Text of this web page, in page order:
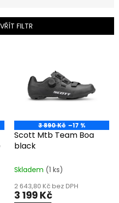
FILTR
3 890 Kč –17 %
Scott Mtb Team Boa
black
Skladem (1 ks)
2 643,80 Kč bez DPH
3 199 Kč